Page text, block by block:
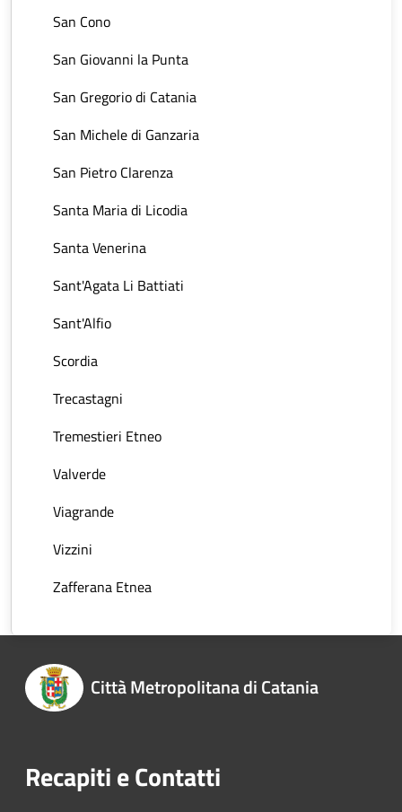
San Cono
San Giovanni la Punta
San Gregorio di Catania
San Michele di Ganzaria
San Pietro Clarenza
Santa Maria di Licodia
Santa Venerina
Sant'Agata Li Battiati
Sant'Alfio
Scordia
Trecastagni
Tremestieri Etneo
Valverde
Viagrande
Vizzini
Zafferana Etnea
Città Metropolitana di Catania
Recapiti e Contatti